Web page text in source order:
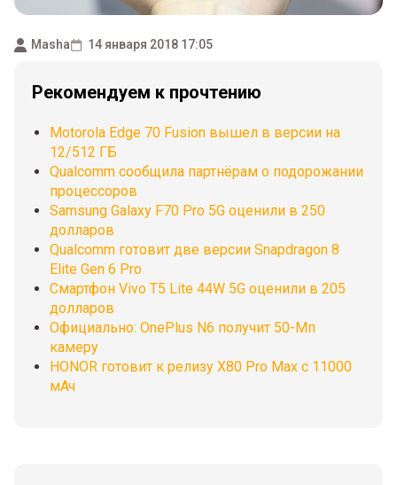
Masha 14 января 2018 17:05
Рекомендуем к прочтению
Motorola Edge 70 Fusion вышел в версии на
12/512 ГБ
Qualcomm сообщила партнёрам о подорожании
процессоров
Samsung Galaxy F70 Pro 5G оценили в 250
долларов
Qualcomm готовит две версии Snapdragon 8
Elite Gen 6 Pro
Смартфон Vivo T5 Lite 44W 5G оценили в 205
долларов
Официально: OnePlus N6 получит 50-Мп
камеру
HONOR готовит к релизу X80 Pro Max с 11000
мАч